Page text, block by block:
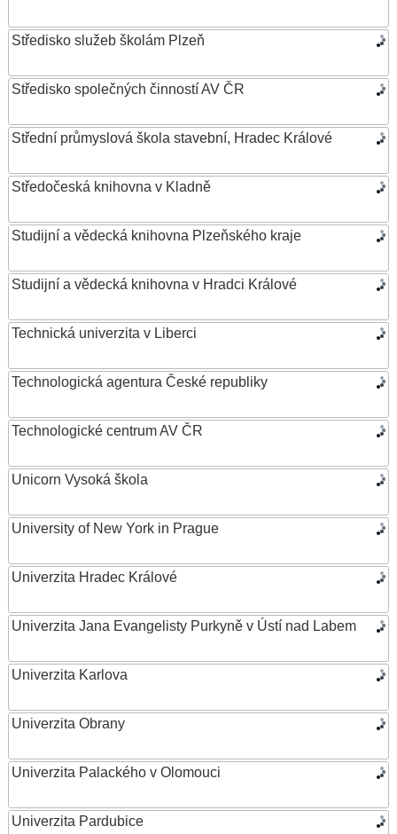
Středisko služeb školám Plzeň
Středisko společných činností AV ČR
Střední průmyslová škola stavební, Hradec Králové
Středočeská knihovna v Kladně
Studijní a vědecká knihovna Plzeňského kraje
Studijní a vědecká knihovna v Hradci Králové
Technická univerzita v Liberci
Technologická agentura České republiky
Technologické centrum AV ČR
Unicorn Vysoká škola
University of New York in Prague
Univerzita Hradec Králové
Univerzita Jana Evangelisty Purkyně v Ústí nad Labem
Univerzita Karlova
Univerzita Obrany
Univerzita Palackého v Olomouci
Univerzita Pardubice